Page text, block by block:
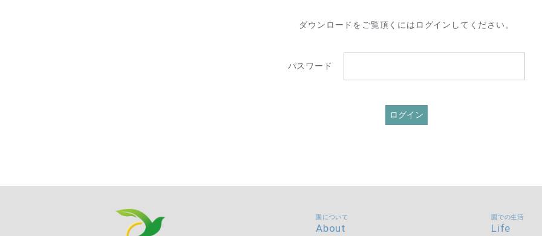
ダウンロードをご覧頂くにはログインしてください。
パスワード
園について
About
園での生活
Life